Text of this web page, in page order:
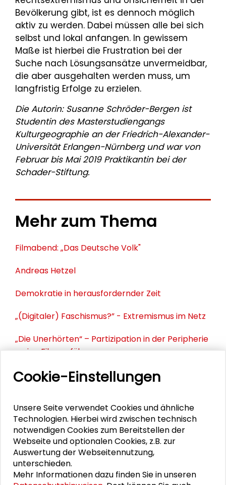
Bevölkerung gibt, ist es dennoch möglich
aktiv zu werden. Dabei müssen alle bei sich
selbst und lokal anfangen. In gewissem
Maße ist hierbei die Frustration bei der
Suche nach Lösungsansätze unvermeidbar,
die aber ausgehalten werden muss, um
langfristig Erfolge zu erzielen.
Die Autorin: Susanne Schröder-Bergen ist
Studentin des Masterstudiengangs
Kulturgeographiean der Friedrich-Alexander-
Universität Erlangen-Nürnberg und war von
Februar bis Mai 2019 Praktikantin bei der
Schader-Stiftung.
Mehr zum Thema
Filmabend: „Das Deutsche Volk"
Andreas Hetzel
Demokratie in herausfordernder Zeit
„(Digitaler) Faschismus?” - Extremismus im Netz
„Die Unerhörten“ – Partizipation in der Peripherie
– eine Filmvorführung
Wolfgang Gern
Alexander Gemeinhardt
Kirsten Mensch
Cookie-Einstellungen
Unsere Seite verwendet Cookies und ähnliche
Technologien. Hierbei wird zwischen technisch
notwendigen Cookies zum Bereitstellen der
Webseite und optionalen Cookies, z.B. zur
Auswertung der Webseitennutzung,
unterschieden.
Mehr Informationen dazu finden Sie in unseren